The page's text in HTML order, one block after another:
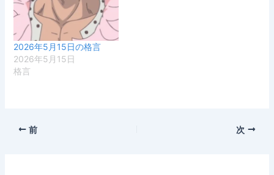
2026年5月15日の格言
2026年5月15日
格言
前 次